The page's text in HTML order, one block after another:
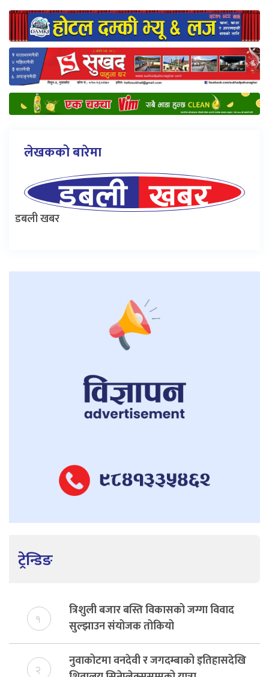
लेखकको बारेमा
डबली खबर
ट्रेन्डिङ
१
त्रिशुली बजार बस्ति विकासको जग्गा विवाद
सुल्झाउन संयोजक तोकियो
२
नुवाकोटमा वनदेवी र जगदम्बाको इतिहासदेखि